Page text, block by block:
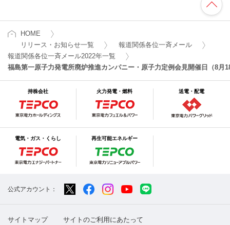
HOME
リリース・お知らせ一覧
報道関係各位一斉メール
報道関係各位一斉メール2022年一覧
福島第一原子力発電所廃炉推進カンパニー・原子力定例会見開催日（8月
持株会社 火力発電・燃料 送電・配電
電気・ガス・くらし 再生可能エネルギー
公式アカウント：
サイトマップ サイトのご利用にあたって